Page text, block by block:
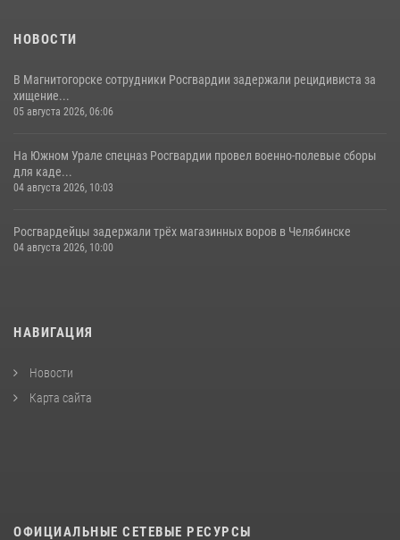
НОВОСТИ
В Магнитогорске сотрудники Росгвардии задержали рецидивиста за
хищение...
05 августа 2026, 06:06
На Южном Урале спецназ Росгвардии провел военно-полевые сборы
для каде...
04 августа 2026, 10:03
Росгвардейцы задержали трёх магазинных воров в Челябинске
04 августа 2026, 10:00
НАВИГАЦИЯ
Новости
Карта сайта
ОФИЦИАЛЬНЫЕ СЕТЕВЫЕ РЕСУРСЫ